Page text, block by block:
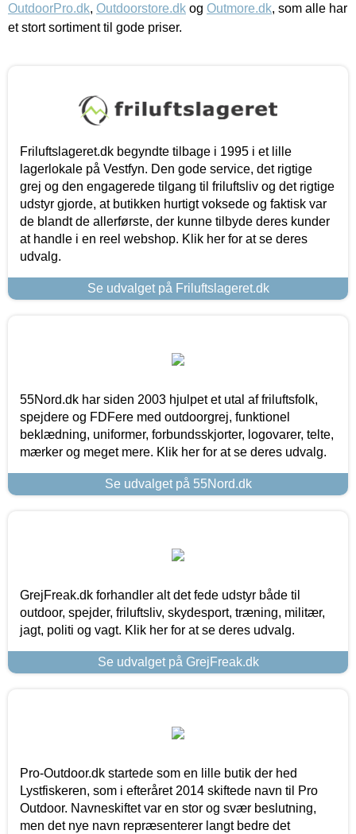
OutdoorPro.dk, Outdoorstore.dk og Outmore.dk, som alle har
et stort sortiment til gode priser.
Friluftslageret.dk begyndte tilbage i 1995 i et lille
lagerlokale på Vestfyn. Den gode service, det rigtige
grej og den engagerede tilgang til friluftsliv og det rigtige
udstyr gjorde, at butikken hurtigt voksede og faktisk var
de blandt de allerførste, der kunne tilbyde deres kunder
at handle i en reel webshop. Klik her for at se deres
udvalg.
Se udvalget på Friluftslageret.dk
55Nord.dk har siden 2003 hjulpet et utal af friluftsfolk,
spejdere og FDFere med outdoorgrej, funktionel
beklædning, uniformer, forbundsskjorter, logovarer, telte,
mærker og meget mere. Klik her for at se deres udvalg.
Se udvalget på 55Nord.dk
GrejFreak.dk forhandler alt det fede udstyr både til
outdoor, spejder, friluftsliv, skydesport, træning, militær,
jagt, politi og vagt. Klik her for at se deres udvalg.
Se udvalget på GrejFreak.dk
Pro-Outdoor.dk startede som en lille butik der hed
Lystfiskeren, som i efteråret 2014 skiftede navn til Pro
Outdoor. Navneskiftet var en stor og svær beslutning,
men det nye navn repræsenterer langt bedre det